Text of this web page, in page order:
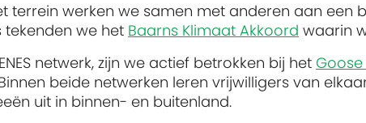
terrein werken we samen met anderen aan een
we het Baarns Klimaat Akkoord waarin
netwerk, zijn we actief betrokken bij het
beide netwerken leren vrijwilligers van
uit in binnen- en buitenland.